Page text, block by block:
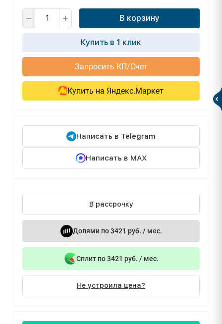
В корзину
Купить в 1 клик
Запросить КП/Счет
Купить на Яндекс.Маркет
Написать в Telegram
Написать в MAX
В рассрочку
Долями по 3421 руб. / мес.
Сплит по 3421 руб. / мес.
Не устроила цена?